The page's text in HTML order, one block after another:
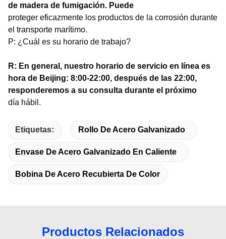
de madera de fumigación. Puede
proteger eficazmente los productos de la corrosión durante
el transporte marítimo.
P: ¿Cuál es su horario de trabajo?
R: En general, nuestro horario de servicio en línea es
hora de Beijing: 8:00-22:00, después de las 22:00,
responderemos a su consulta durante el próximo
día hábil.
Etiquetas: Rollo De Acero Galvanizado
Envase De Acero Galvanizado En Caliente
Bobina De Acero Recubierta De Color
Productos Relacionados